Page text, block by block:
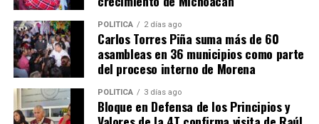
AZ Noticias – Exhibe regidora despilfarros
millonarios en diversos gastos superfluos del
gobierno municipal
Meridiano Vallarta – Vallartenses indignados por
saqueo de Luis Munguía
Milenio – Melissa Madero acusa opacidad
POLÍTICA 2 días ago
Carlos Torres Piña suma más de 60
asambleas en 36 municipios como parte
del proceso interno de Morena
POLÍTICA 3 días ago
Bloque en Defensa de los Principios y